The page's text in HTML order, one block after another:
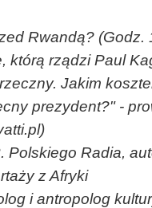
Rwandą? (Godz.
rządzi Paul
Jakim
prezydent?" -
Radia,
z Afryki
i antropolog